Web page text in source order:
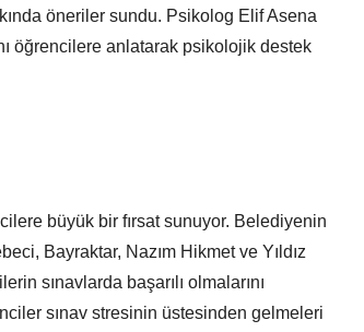
öneriler sundu. Psikolog Elif Asena
öğrencilere anlatarak psikolojik destek
büyük bir fırsat sunuyor. Belediyenin
Bayraktar, Nazım Hikmet ve Yıldız
sınavlarda başarılı olmalarını
sınav stresinin üstesinden gelmeleri